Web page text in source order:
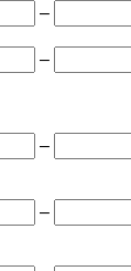
–
–
–
–